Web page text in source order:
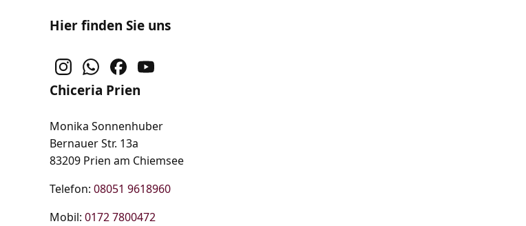
Hier finden Sie uns
Chiceria Prien
Monika Sonnenhuber
Bernauer Str. 13a
83209 Prien am Chiemsee
Telefon: 08051 9618960
Mobil: 0172 7800472